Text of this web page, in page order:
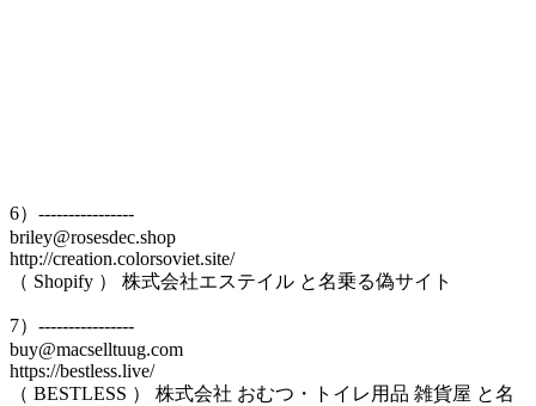
6）----------------
briley@rosesdec.shop
http://creation.colorsoviet.site/
（ Shopify ） 株式会社エステイル と名乗る偽サイト
7）----------------
buy@macselltuug.com
https://bestless.live/
（ BESTLESS ） 株式会社 おむつ・トイレ用品 雑貨屋 と名